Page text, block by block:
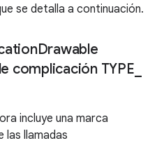
se detalla a continuación.
Drawable
complicación TYPE
incluye una marca
las llamadas